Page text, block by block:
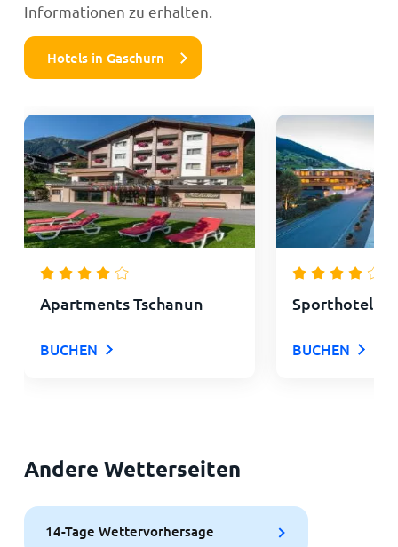
Informationen zu erhalten.
Hotels in Gaschurn
Apartments Tschanun
BUCHEN
Sporthotel
BUCHEN
Andere Wetterseiten
14-Tage Wettervorhersage